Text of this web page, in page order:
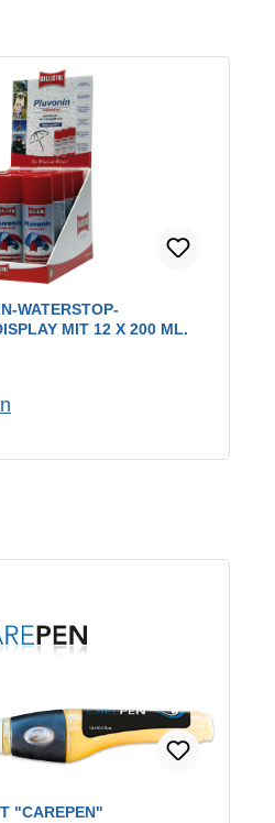
WATERSTOP-
MIT 12 X 200 ML.
"CAREPEN"